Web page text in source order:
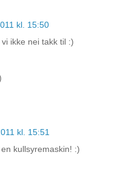
kl. 15:50
ikke nei takk til :)
kl. 15:51
kullsyremaskin! :)